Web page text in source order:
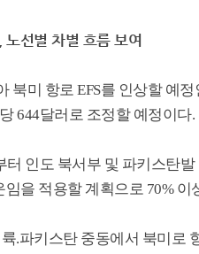
노선별 차별 흐름 보여
북미 항로 EFS를 인상할 예
644달러로 조정할 예정이다.
터 인도 북서부 및 파키스탄
을 적용할 계획으로 70% 이
.파키스탄 중동에서 북미로